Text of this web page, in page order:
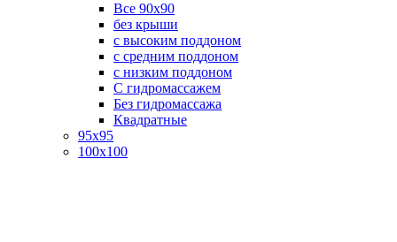
Все 90х90
без крыши
с высоким поддоном
с средним поддоном
с низким поддоном
С гидромассажем
Без гидромассажа
Квадратные
95х95
100х100